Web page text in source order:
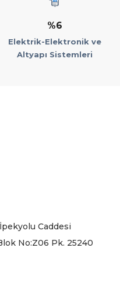
%6
Elektrik-Elektronik ve
Altyapı Sistemleri
Caddesi
No:Z06 Pk. 25240